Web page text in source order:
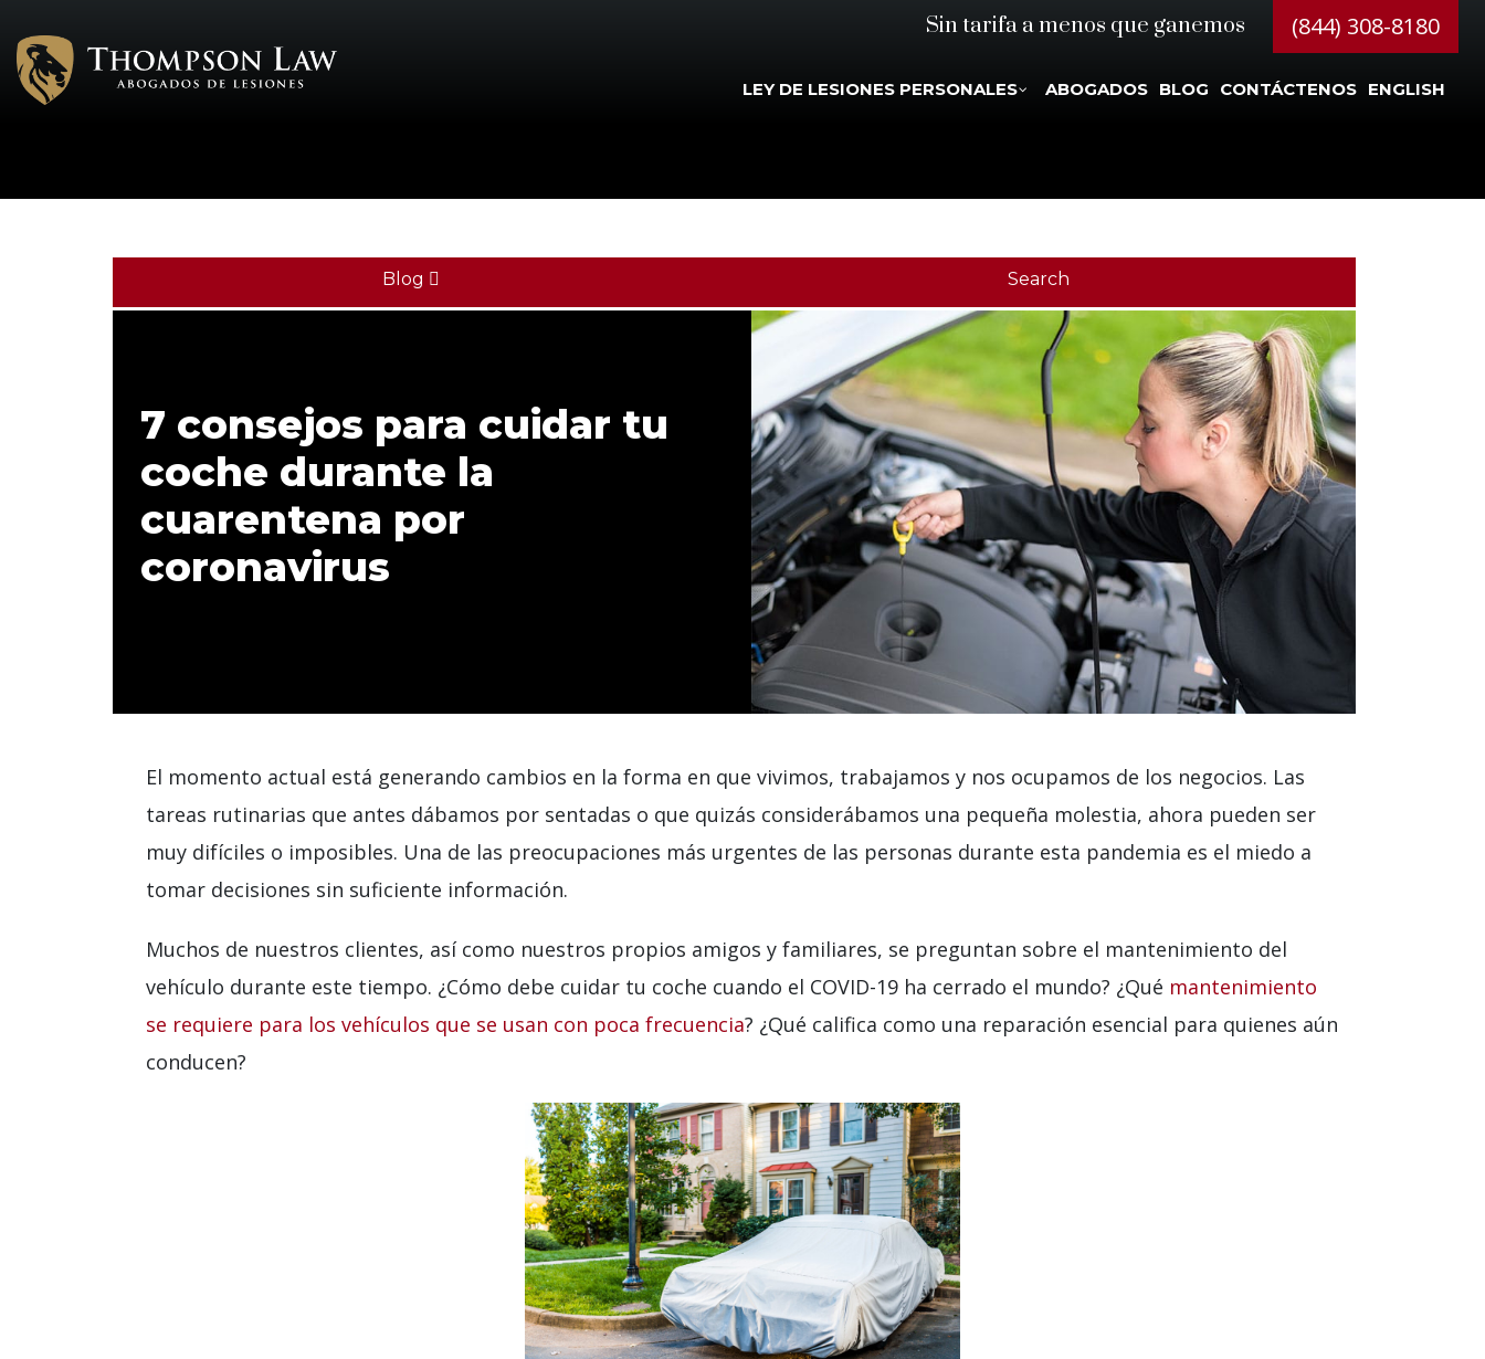
Sin tarifa a menos que ganemos (844) 308-8180
LEY DE LESIONES PERSONALES ABOGADOS BLOG CONTÁCTENOS ENGLISH
Blog Search
7 consejos para cuidar tu
coche durante la
cuarentena por
coronavirus
El momento actual está generando cambios en la forma en que vivimos, trabajamos y nos ocupamos de los negocios. Las
tareas rutinarias que antes dábamos por sentadas o que quizás considerábamos una pequeña molestia, ahora pueden ser
muy difíciles o imposibles. Una de las preocupaciones más urgentes de las personas durante esta pandemia es el miedo a
tomar decisiones sin suficiente información.
Muchos de nuestros clientes, así como nuestros propios amigos y familiares, se preguntan sobre el mantenimiento del
vehículo durante este tiempo. ¿Cómo debe cuidar tu coche cuando el COVID-19 ha cerrado el mundo? ¿Qué mantenimiento
se requiere para los vehículos que se usan con poca frecuencia? ¿Qué califica como una reparación esencial para quienes aún
conducen?